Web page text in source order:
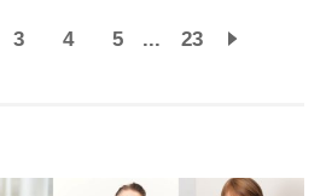
3 4 5 ... 23